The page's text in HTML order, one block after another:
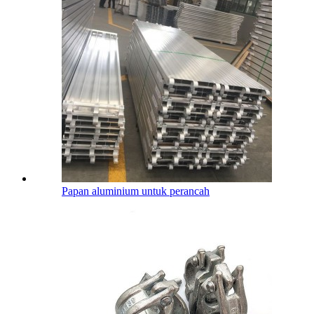
Papan aluminium untuk perancah